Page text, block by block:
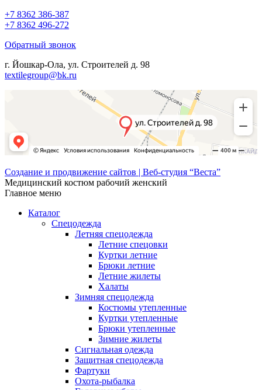
+7 8362 386-387
+7 8362 496-272
Обратный звонок
г. Йошкар-Ола, ул. Строителей д. 98
textilegroup@bk.ru
Создание и продвижение сайтов | Веб-студия “Веста”
Медицинский костюм рабочий женский
Главное меню
Каталог
Спецодежда
Летняя спецодежда
Летние спецовки
Куртки летние
Брюки летние
Летние жилеты
Халаты
Зимняя спецодежда
Костюмы утепленные
Куртки утепленные
Брюки утепленные
Зимние жилеты
Сигнальная одежда
Защитная спецодежда
Фартуки
Охота-рыбалка